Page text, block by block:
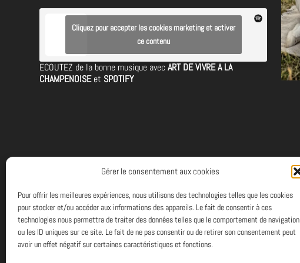
Gérer le consentement aux cookies
Pour offrir les meilleures expériences, nous utilisons des technologies telles que les cookies
pour stocker et/ou accéder aux informations des appareils. Le fait de consentir à ces
technologies nous permettra de traiter des données telles que le comportement de navigation
ou les ID uniques sur ce site. Le fait de ne pas consentir ou de retirer son consentement peut
avoir un effet négatif sur certaines caractéristiques et fonctions.
Cliquez pour accepter les cookies marketing et activer
ce contenu
ECOUTEZ de la bonne musique avecART DE VIVRE A LA
CHAMPENOISEet SPOTIFY